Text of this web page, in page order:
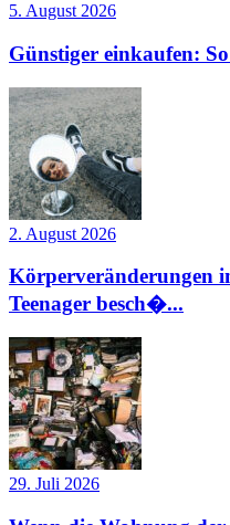
5. August 2026
Günstiger einkaufen:
2. August 2026
Körperveränderungen
Teenager besch�...
29. Juli 2026